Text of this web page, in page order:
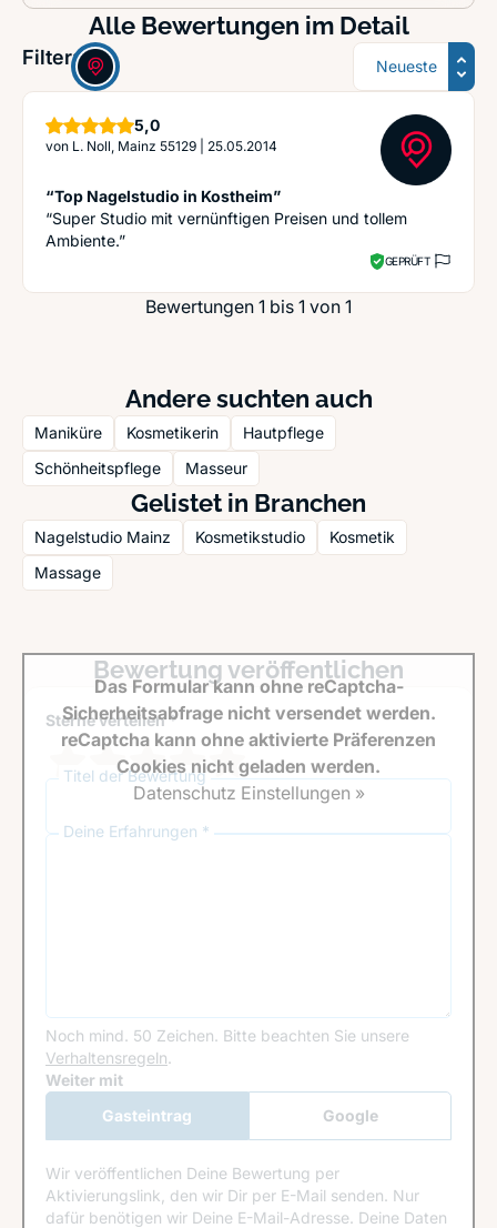
Alle Bewertungen im Detail
Filter: Sortierung
5,0Sterne
von L. Noll, Mainz 55129 25.05.2014
“Top Nagelstudio in Kostheim”
“Super Studio mit vernünftigen Preisen und tollem
Ambiente.”
GEPRÜFT
Bewertungen 1 bis 1 von 1
Andere suchten auch
Maniküre Kosmetikerin
Hautpflege
Schönheitspflege
Masseur
Gelistet in Branchen
Nagelstudio Mainz Kosmetikstudio
Kosmetik
Massage
Bewertung veröffentlichen
Sterne verteilen *
Titel der Bewertung
Deine Erfahrungen *
Noch mind. 50 Zeichen. Bitte beachten Sie unsere
Verhaltensregeln.
Google Recaptcha
Weiter mit
Gasteintrag
Google
Anmeldung
Wir veröffentlichen Deine Bewertung per
Aktivierungslink, den wir Dir per E-Mail senden. Nur
dafür benötigen wir Deine E-Mail-Adresse. Deine Daten
Das Formular kann ohne reCaptcha-
Sicherheitsabfrage nicht versendet werden.
reCaptcha kann ohne aktivierte Präferenzen
Cookies nicht geladen werden.
Datenschutz Einstellungen »